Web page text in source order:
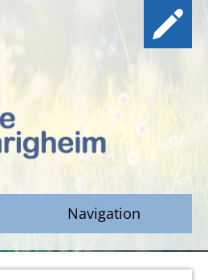
Navigation
GEMEINDE